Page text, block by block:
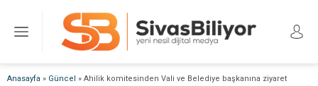
Anasayfa » Güncel » Ahilik komitesinden Vali ve Belediye başkanına ziyaret